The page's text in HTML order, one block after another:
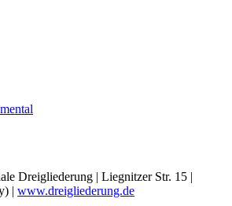
Dreigliederung | Liegnitzer Str. 15 |
| www.dreigliederung.de